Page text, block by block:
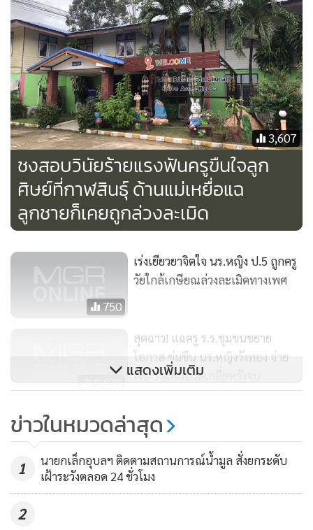
บาท) เพื่อไม่ให้เอาเรื่อง
ซึ่งตนและครอบครัวไม่ยินยอม เนื่องจากต้องการที่จะดำเนินคดี
ให้ถึงที่สุดเพราะเป็นพฤติกรรมที่ครูทำกับลูกศิษย์ได้ลงคอ ไม่มี
คำขอโทษ และไม่อยากให้ไปก่อเหตุกับใครอีก
แม่เด็กหญิงวัย 11 ขวบกล่าวอีกว่า หลังเกิดเหตุสงสารลูกสาว
อย่างมาก เพราะยังคงมีอาการหวาดผวา ซึมเศร้า และร้องไห้ทุก
วัน อีกทั้งไม่กล้าที่จะไปโรงเรียน ตอนนี้มีเพียงเจ้าหน้าที่จาก
สำนักงานเขตพื้นที่การศึกษาประถมศึกษากาฬสินธุ์ เขต 3 ที่เข้า
มาพูดคุยให้กำลังใจและสอบถาม
แต่ยังไม่มีหน่วยอื่นที่เข้ามาดูแลช่วยเหลือ โดยเฉพาะด้านจิตใจ
ของเด็ก แต่ครอบครัวก็ยืนยันที่จะดำเนินคดีให้ถึงที่สุด
อย่างไรก็ตาม หลังเกิดเหตุ นายภัณฑ์รักษ์ พลตื้อ ผู้อำนวยการ
3,607
ชงสอบวินัยร้ายแรงฟันครูขืนใจลูก
ศิษย์ที่กาฬสินธุ์ ด้านแม่เหยื่อแฉ
ลูกชายก็เคยถูกล่วงละเมิด
750
เร่งเยียวยาจิตใจ นร.หญิง ป.5 ถูกครู
วัยใกล้เกษียณล่วงละเมิดทางเพศ
5,605
สุดฉาว! แฉครู ร.ร.ชุมชนขยาย
โอกาส ข่มขืน นร.หญิงวังทอง จ่าย
เงิน 3 แสนไกล่เกลี่ยหวังจบ
23,926
หลอน แฉครูบาดังลำปางบังคับตุ๋ยมา
ราธอน ต้องขอหลวงตาพาหนี
แสดงเพิ่มเติม
ข่าวในหมวดล่าสุด
1
นายกเล็กอุบลฯ ติดตามสถานการณ์น้ำมูล สั่งยกระดับ
เฝ้าระวังตลอด 24 ชั่วโมง
2